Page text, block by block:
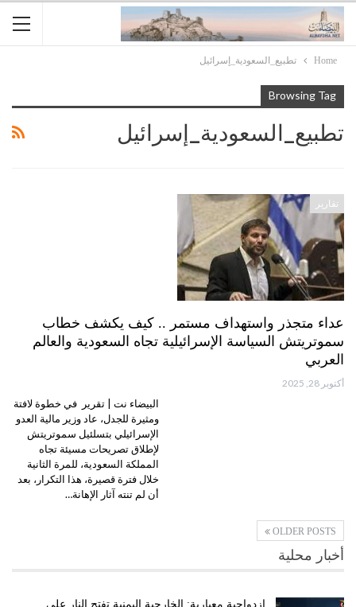
Home تطبيع_السعودية_إسرائيل
Browsing Tag
تطبيع_السعودية_إسرائيل
تقارير
عداء متجذر واستهداف مستمر .. كيف يكشف خطاب
سموتريتش السياسة الإسرائيلية تجاه السعودية والعالم
العربي
أكتوبر 28, 2025
البيضاء نت | تقرير في خطوة لافتة
ومثيرة للجدل، عاد وزير مالية العدو
الإسرائيلي بتسلئيل سموتريتش
لإطلاق تصريحات مسيئة تجاه
المملكة السعودية، للمرة الثانية
خلال فترة قصيرة، هذا التكرار، بعد
أن لم تنته آثار الإهانة…
OLDER POSTS
أخبار محلية
ازدواجية معيارية: الخارجية اليمنية تفتح النار على